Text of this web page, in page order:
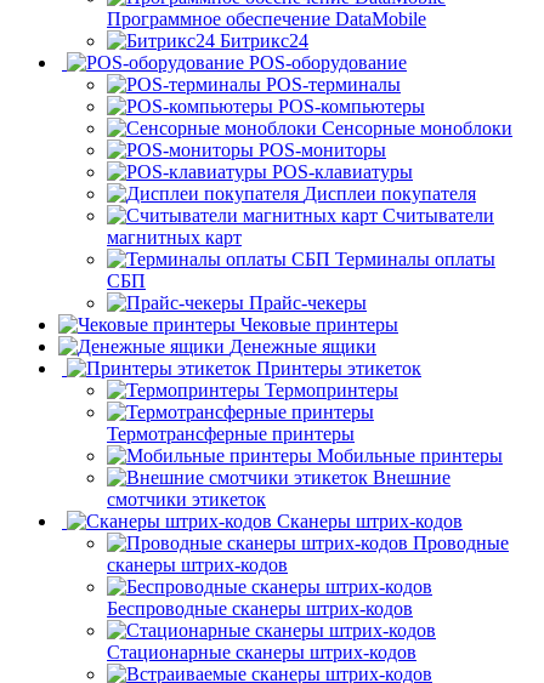
Программное обеспечение DataMobile
Битрикс24
POS-оборудование
POS-терминалы
POS-компьютеры
Сенсорные моноблоки
POS-мониторы
POS-клавиатуры
Дисплеи покупателя
Считыватели
магнитных карт
Терминалы оплаты
СБП
Прайс-чекеры
Чековые принтеры
Денежные ящики
Принтеры этикеток
Термопринтеры
Термотрансферные принтеры
Мобильные принтеры
Внешние
смотчики этикеток
Сканеры штрих-кодов
Проводные
сканеры штрих-кодов
Беспроводные сканеры штрих-кодов
Стационарные сканеры штрих-кодов